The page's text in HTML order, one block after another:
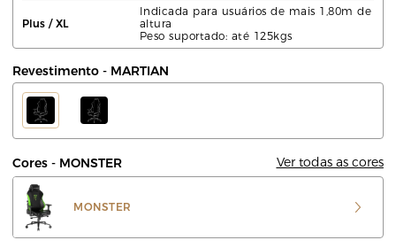
Plus / XL
Indicada para usuários de mais 1,80m de
altura
Peso suportado: até 125kgs
Revestimento - MARTIAN
Cores - MONSTER Ver todas as cores
MONSTER